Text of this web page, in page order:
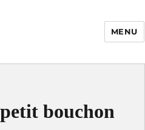
Made in
MENU
bouchon